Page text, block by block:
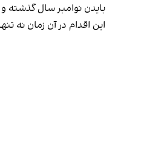
بایدن نوامبر سال گذشته
این اقدام در آن زمان نه